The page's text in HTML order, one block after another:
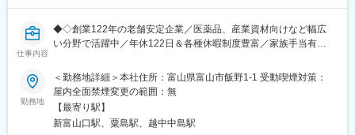
とないですか？」などの状況をヒアリングしたり、部活の大会に
訪問するなどの対応も時には発生します。
■入社後について：
のようなコミュケーションを取るのかを横で聞きながら学んで頂
きます。その後、先輩のフォローを受けながら徐々に担当顧客を
お任せします。商材知識等は入社後、着実に習得が可能な環境で
すのでご安心ください。
仕事内容
◆◇創業122年の老舗安定企業／医薬品、産業資材向けなど幅広
い分野で活躍中／年休122日＆各種休暇制度豊富／家族手当有り
ける環境◆◇
■職務概要：
昭北ラミネート工業では、医薬品・産業資材向けとして使うアル
ミニウム箔を使ったパッケージを製造しています。
勤務地
＜勤務地詳細＞本社住所：富山県富山市飯野1-1 受動喫煙対策：
屋内全面禁煙変更の範囲：無
【最寄り駅】
新富山口駅、粟島駅、越中中島駅